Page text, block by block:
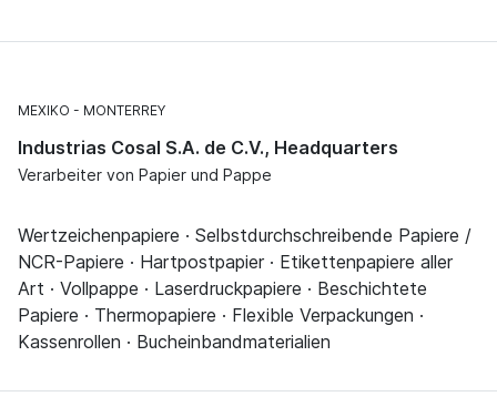
MEXIKO MONTERREY
Industrias Cosal S.A. de C.V., Headquarters
Verarbeiter von Papier und Pappe
Wertzeichenpapiere · Selbstdurchschreibende Papiere /
NCR-Papiere · Hartpostpapier · Etikettenpapiere aller
Art · Vollpappe · Laserdruckpapiere · Beschichtete
Papiere · Thermopapiere · Flexible Verpackungen ·
Kassenrollen · Bucheinbandmaterialien